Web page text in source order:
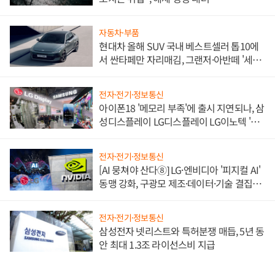
자동차·부품
현대차 올해 SUV 국내 베스트셀러 톱10에
서 싼타페만 자리매김, 그랜저·아반떼 '세단
전자·전기·정보통신
아이폰18 '메모리 부족'에 출시 지연되나, 삼
성디스플레이 LG디스플레이 LG이노텍 '탈
전자·전기·정보통신
[AI 뭉쳐야 산다⑧] LG·엔비디아 '피지컬 AI'
동맹 강화, 구광모 제조·데이터·기술 결집
전자·전기·정보통신
삼성전자 넷리스트와 특허분쟁 매듭, 5년 동
안 최대 1.3조 라이선스비 지급